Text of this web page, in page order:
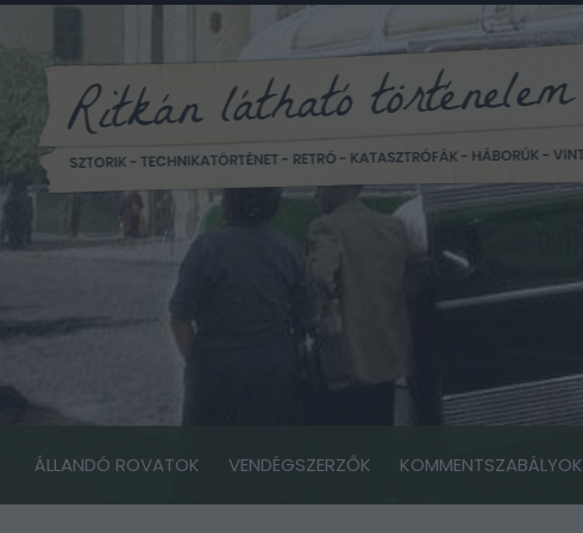
ÁLLANDÓ ROVATOK VENDÉGSZERZŐK KOMMENTSZABÁLYOK